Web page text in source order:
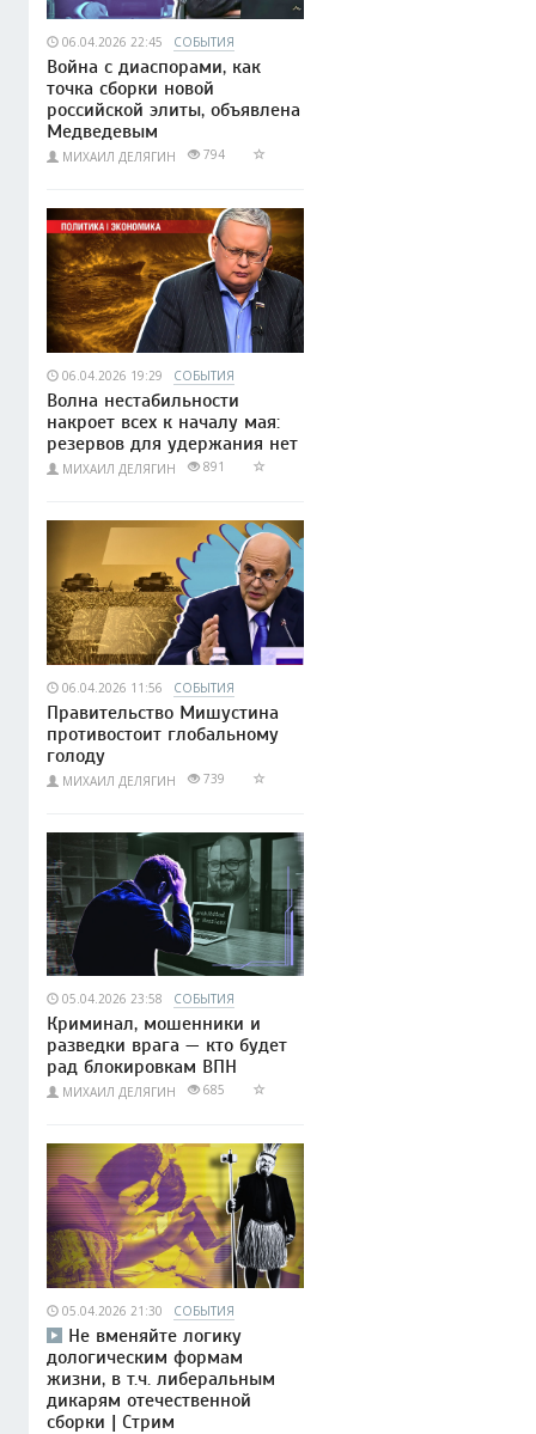
06.04.2026 22:45 СОБЫТИЯ
Война с диаспорами, как
точка сборки новой
российской элиты, объявлена
Медведевым
МИХАИЛ ДЕЛЯГИН 794
06.04.2026 19:29 СОБЫТИЯ
Волна нестабильности
накроет всех к началу мая:
резервов для удержания нет
МИХАИЛ ДЕЛЯГИН 891
06.04.2026 11:56 СОБЫТИЯ
Правительство Мишустина
противостоит глобальному
голоду
МИХАИЛ ДЕЛЯГИН 739
05.04.2026 23:58 СОБЫТИЯ
Криминал, мошенники и
разведки врага — кто будет
рад блокировкам ВПН
МИХАИЛ ДЕЛЯГИН 685
05.04.2026 21:30 СОБЫТИЯ
Не вменяйте логику
дологическим формам
жизни, в т.ч. либеральным
дикарям отечественной
сборки | Стрим